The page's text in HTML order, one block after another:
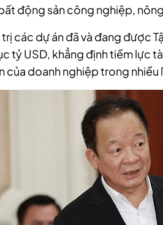
động sản công nghiệp,
các dự án đã và đang được
tỷ USD, khẳng định tiềm lực
của doanh nghiệp trong nhiều